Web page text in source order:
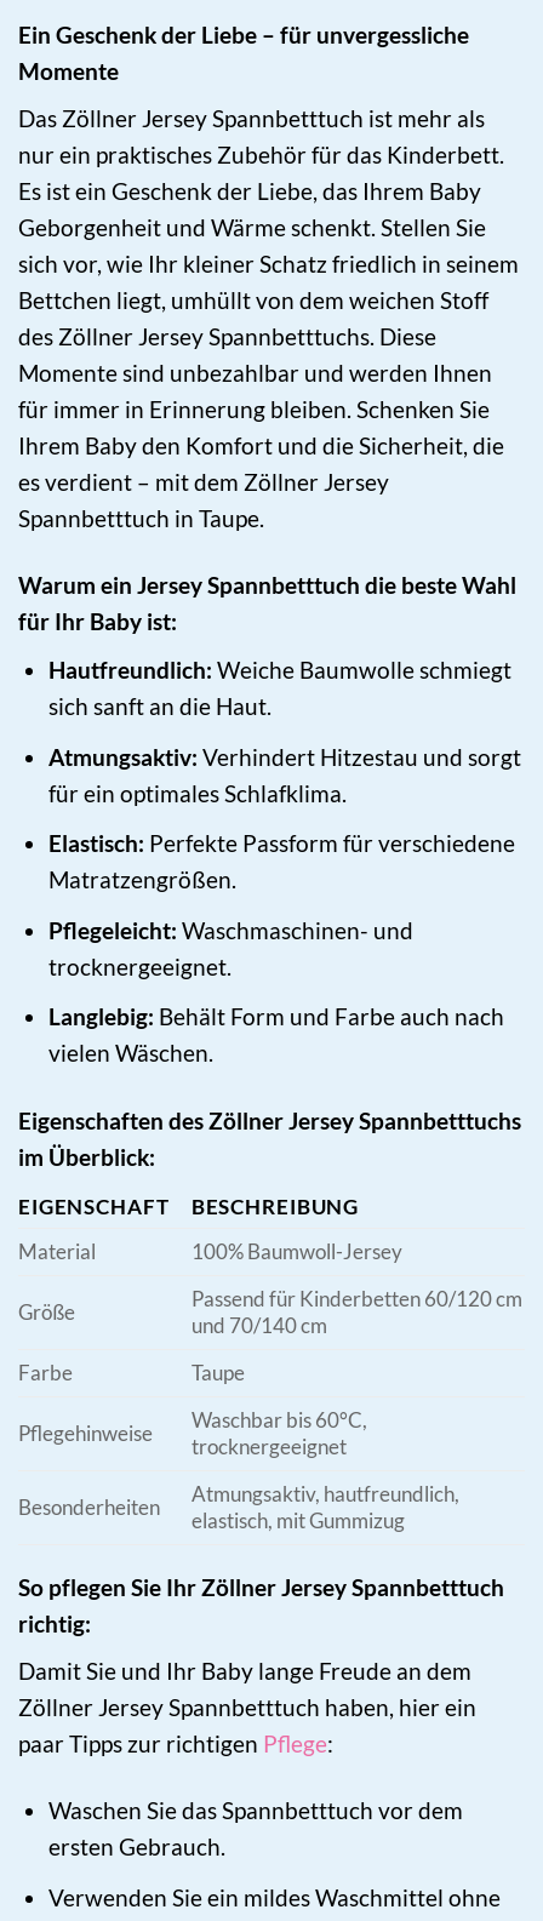
Ein Geschenk der Liebe – für unvergessliche
Momente
Das Zöllner Jersey Spannbetttuch ist mehr als
nur ein praktisches Zubehör für das Kinderbett.
Es ist ein Geschenk der Liebe, das Ihrem Baby
Geborgenheit und Wärme schenkt. Stellen Sie
sich vor, wie Ihr kleiner Schatz friedlich in seinem
Bettchen liegt, umhüllt von dem weichen Stoff
des Zöllner Jersey Spannbetttuchs. Diese
Momente sind unbezahlbar und werden Ihnen
für immer in Erinnerung bleiben. Schenken Sie
Ihrem Baby den Komfort und die Sicherheit, die
es verdient – mit dem Zöllner Jersey
Spannbetttuch in Taupe.
Warum ein Jersey Spannbetttuch die beste Wahl
für Ihr Baby ist:
Hautfreundlich: Weiche Baumwolle schmiegt
sich sanft an die Haut.
Atmungsaktiv: Verhindert Hitzestau und sorgt
für ein optimales Schlafklima.
Elastisch: Perfekte Passform für verschiedene
Matratzengrößen.
Pflegeleicht: Waschmaschinen- und
trocknergeeignet.
Langlebig: Behält Form und Farbe auch nach
vielen Wäschen.
Eigenschaften des Zöllner Jersey Spannbetttuchs
im Überblick:
EIGENSCHAFT
BESCHREIBUNG
Material
100% Baumwoll-Jersey
Größe
Passend für Kinderbetten 60/120 cm
und 70/140 cm
Farbe
Taupe
Pflegehinweise
Waschbar bis 60°C,
trocknergeeignet
Besonderheiten
Atmungsaktiv, hautfreundlich,
elastisch, mit Gummizug
So pflegen Sie Ihr Zöllner Jersey Spannbetttuch
richtig:
Damit Sie und Ihr Baby lange Freude an dem
Zöllner Jersey Spannbetttuch haben, hier ein
paar Tipps zur richtigen Pflege:
Waschen Sie das Spannbetttuch vor dem
ersten Gebrauch.
Verwenden Sie ein mildes Waschmittel ohne